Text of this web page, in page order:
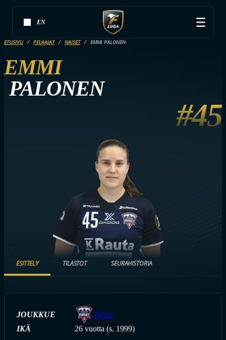
EN
ETUSIVU PELAAJAT NAISET EMMI PALONEN
EMMI
PALONEN
#45
ESITTELY TILASTOT SEURAHISTORIA
JOUKKUE
Pirkat
IKÄ
26 vuotta (s. 1999)